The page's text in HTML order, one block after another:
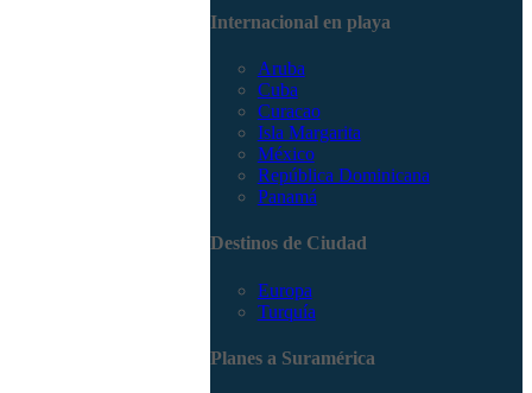
Internacional en playa
Aruba
Cuba
Curacao
Isla Margarita
México
República Dominicana
Panamá
Destinos de Ciudad
Europa
Turquía
Planes a Suramérica